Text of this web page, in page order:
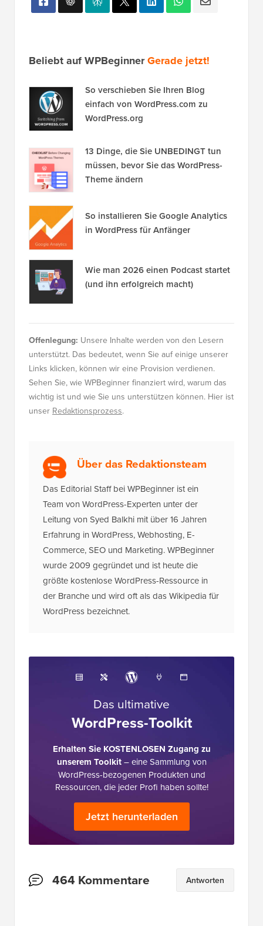
Beliebt auf WPBeginnerGerade jetzt!
So verschieben Sie Ihren Blog
einfach von WordPress.com zu
WordPress.org
13 Dinge, die Sie UNBEDINGT tun
müssen, bevor Sie das WordPress-
Theme ändern
So installieren Sie Google Analytics
in WordPress für Anfänger
Wie man 2026 einen Podcast startet
(und ihn erfolgreich macht)
Offenlegung: Unsere Inhalte werden von den Lesern
unterstützt. Das bedeutet, wenn Sie auf einige unserer
Links klicken, können wir eine Provision verdienen.
Sehen Sie, wie WPBeginner finanziert wird, warum das
wichtig ist und wie Sie uns unterstützen können. Hier ist
unser Redaktionsprozess.
Über das Redaktionsteam
Das Editorial Staff bei WPBeginner ist ein
Team von WordPress-Experten unter der
Leitung von Syed Balkhi mit über 16 Jahren
Erfahrung in WordPress, Webhosting, E-
Commerce, SEO und Marketing. WPBeginner
wurde 2009 gegründet und ist heute die
größte kostenlose WordPress-Ressource in
der Branche und wird oft als das Wikipedia für
WordPress bezeichnet.
Das ultimative
WordPress-Toolkit
Erhalten Sie KOSTENLOSEN Zugang zu
unserem Toolkit– eine Sammlung von
WordPress-bezogenen Produkten und
Ressourcen, die jeder Profi haben sollte!
Jetzt herunterladen
Leserinteraktionen
464 Kommentare Antworten